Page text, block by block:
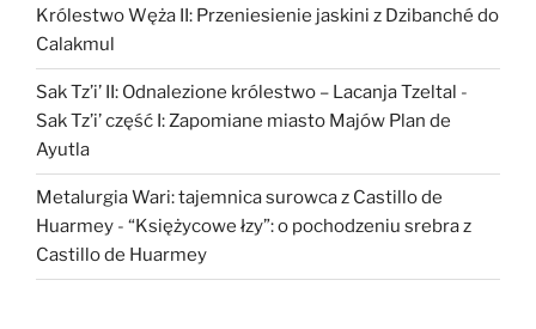
Królestwo Węża II: Przeniesienie jaskini z Dzibanché do
Calakmul
Sak Tz’i’ II: Odnalezione królestwo – Lacanja Tzeltal -
Sak Tz’i’ część I: Zapomiane miasto Majów Plan de
Ayutla
Metalurgia Wari: tajemnica surowca z Castillo de
Huarmey - “Księżycowe łzy”: o pochodzeniu srebra z
Castillo de Huarmey